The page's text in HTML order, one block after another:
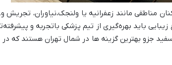
مناطقی مانند زعفرانیه یا ولنجک،نیاوران،
باید بهره‌گیری از تیم پزشکی باتجربه و
سفید جزو بهترین گزینه ها در شمال تهران هستند